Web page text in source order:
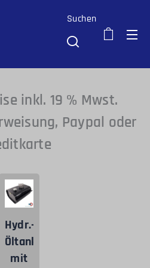
Suchen
inkl. 19 % Mwst.
Paypal oder
Hydr.-
Öltank
mit